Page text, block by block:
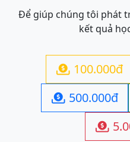
Để giúp chúng tôi phát
kết quả
 100.000đ
 500.000đ
